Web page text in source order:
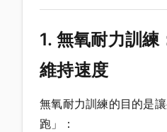
1. 無氧耐力訓練
維持速度
無氧耐力訓練的目的是
跑」：